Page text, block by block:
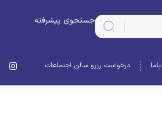
جستجوی پیشرفته
درخواست رزرو سالن اجتماعات